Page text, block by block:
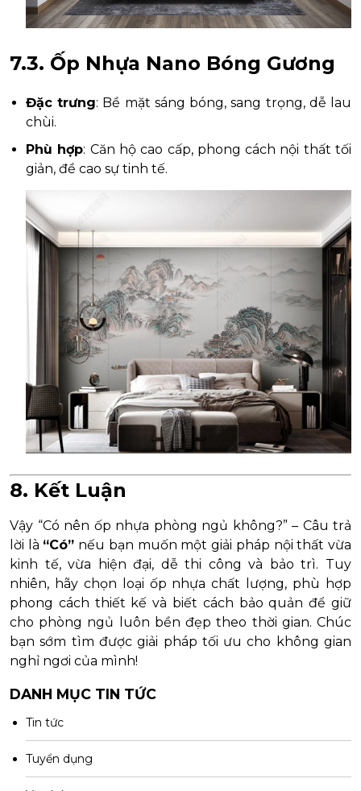
7.3. Ốp Nhựa Nano Bóng Gương
Đặc trưng: Bề mặt sáng bóng, sang trọng, dễ lau
chùi.
Phù hợp: Căn hộ cao cấp, phong cách nội thất tối
giản, đề cao sự tinh tế.
8. Kết Luận
Vậy “Có nên ốp nhựa phòng ngủ không?” – Câu trả
lời là “Có” nếu bạn muốn một giải pháp nội thất vừa
kinh tế, vừa hiện đại, dễ thi công và bảo trì. Tuy
nhiên, hãy chọn loại ốp nhựa chất lượng, phù hợp
phong cách thiết kế và biết cách bảo quản để giữ
cho phòng ngủ luôn bền đẹp theo thời gian. Chúc
bạn sớm tìm được giải pháp tối ưu cho không gian
nghỉ ngơi của mình!
DANH MỤC TIN TỨC
Tin tức
Tuyển dụng